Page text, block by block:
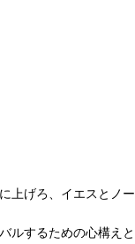
上げろ、イエスとノー
ルするための心構えと